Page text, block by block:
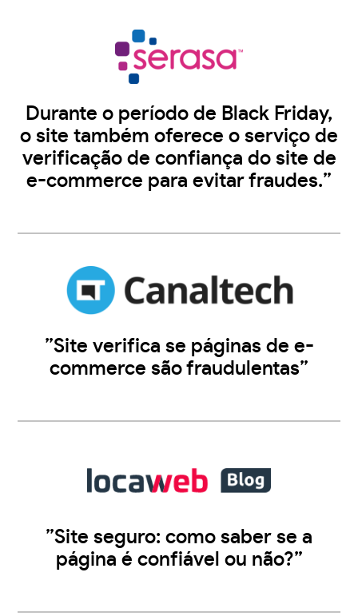
Durante o período de Black Friday,
o site também oferece o serviço de
verificação de confiança do site de
e-commerce para evitar fraudes.”
”Site verifica se páginas de e-
commerce são fraudulentas”
”Site seguro: como saber se a
página é confiável ou não?”